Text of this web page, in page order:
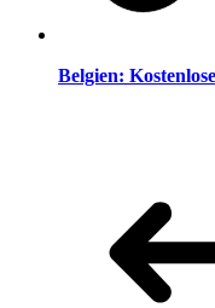
Belgien: